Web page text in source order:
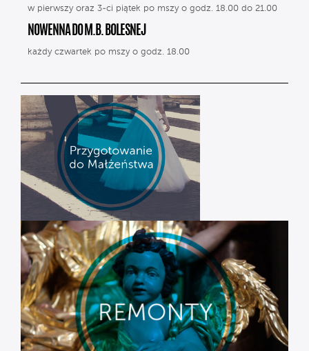
w pierwszy oraz 3-ci piątek po mszy o godz. 18.00 do 21.00
NOWENNA DO M.B. BOLESNEJ
każdy czwartek po mszy o godz. 18.00